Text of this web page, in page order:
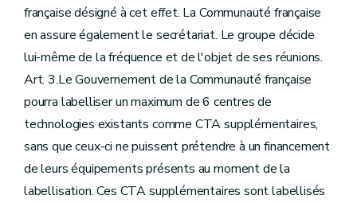
française désigné à cet effet. La Communauté française
en assure également le secrétariat. Le groupe décide
lui-même de la fréquence et de l'objet de ses réunions.
Art. 3.Le Gouvernement de la Communauté française
pourra labelliser un maximum de 6 centres de
technologies existants comme CTA supplémentaires,
sans que ceux-ci ne puissent prétendre à un financement
de leurs équipements présents au moment de la
labellisation. Ces CTA supplémentaires sont labellisés